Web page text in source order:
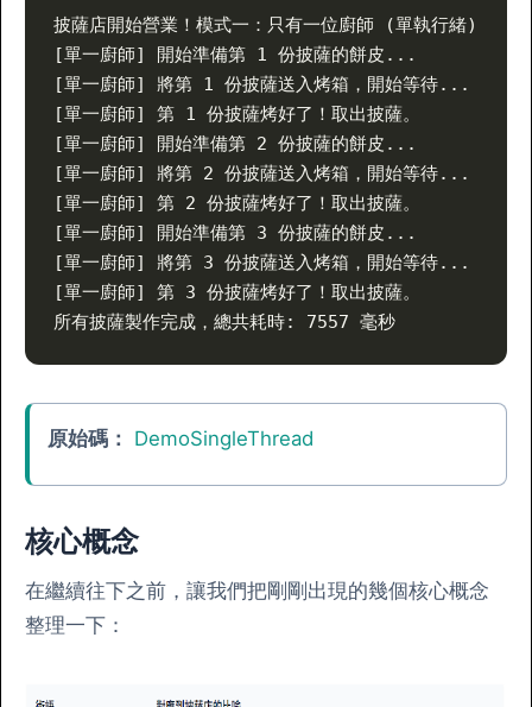
披薩店開始營業！模式一：只有一位廚師 (單執行緒)
[單一廚師] 開始準備第 1 份披薩的餅皮...
[單一廚師] 將第 1 份披薩送入烤箱，開始等待...
[單一廚師] 第 1 份披薩烤好了！取出披薩。
[單一廚師] 開始準備第 2 份披薩的餅皮...
[單一廚師] 將第 2 份披薩送入烤箱，開始等待...
[單一廚師] 第 2 份披薩烤好了！取出披薩。
[單一廚師] 開始準備第 3 份披薩的餅皮...
[單一廚師] 將第 3 份披薩送入烤箱，開始等待...
[單一廚師] 第 3 份披薩烤好了！取出披薩。
所有披薩製作完成，總共耗時: 7557 毫秒
原始碼： DemoSingleThread
核心概念
在繼續往下之前，讓我們把剛剛出現的幾個核心概念
整理一下：